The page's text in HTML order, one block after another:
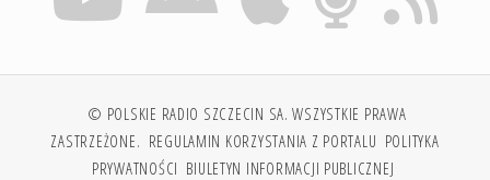
© POLSKIE RADIO SZCZECIN SA. WSZYSTKIE PRAWA
ZASTRZEŻONE. REGULAMIN KORZYSTANIA Z PORTALU POLITYKA
PRYWATNOŚCI BIULETYN INFORMACJI PUBLICZNEJ